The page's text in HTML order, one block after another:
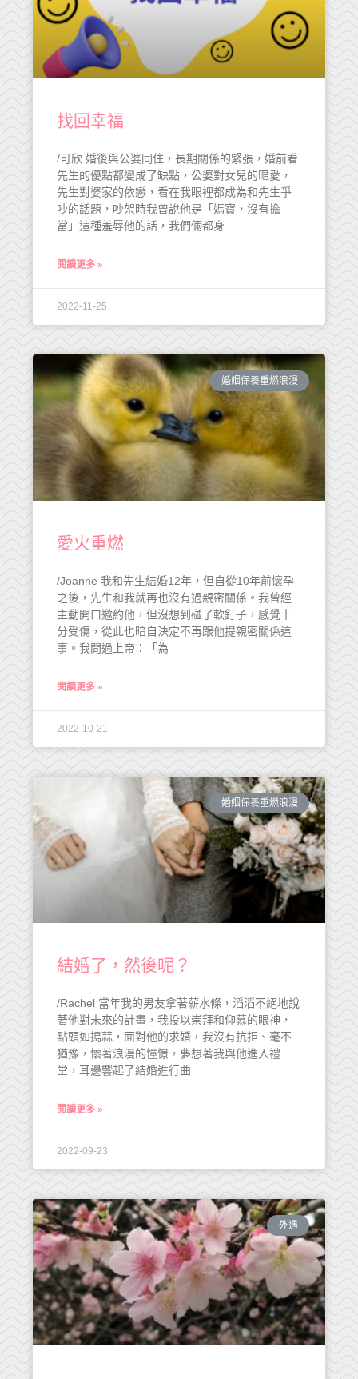
找回幸福
/可欣 婚後與公婆同住，長期關係的緊張，婚前看
先生的優點都變成了缺點，公婆對女兒的暱愛，
先生對婆家的依戀，看在我眼裡都成為和先生爭
吵的話題，吵架時我曾說他是「媽寶，沒有擔
當」這種羞辱他的話，我們倆都身
閱讀更多 »
2022-11-25
婚姻保養重燃浪漫
愛火重燃
/Joanne 我和先生結婚12年，但自從10年前懷孕
之後，先生和我就再也沒有過親密關係。我曾經
主動開口邀約他，但沒想到碰了軟釘子，感覺十
分受傷，從此也暗自決定不再跟他提親密關係這
事。我問過上帝：「為
閱讀更多 »
2022-10-21
婚姻保養重燃浪漫
結婚了，然後呢？
/Rachel 當年我的男友拿著薪水條，滔滔不絕地說
著他對未來的計畫，我投以崇拜和仰慕的眼神，
點頭如搗蒜，面對他的求婚，我沒有抗拒、毫不
猶豫，懷著浪漫的憧憬，夢想著我與他進入禮
堂，耳邊響起了結婚進行曲
閱讀更多 »
2022-09-23
外遇